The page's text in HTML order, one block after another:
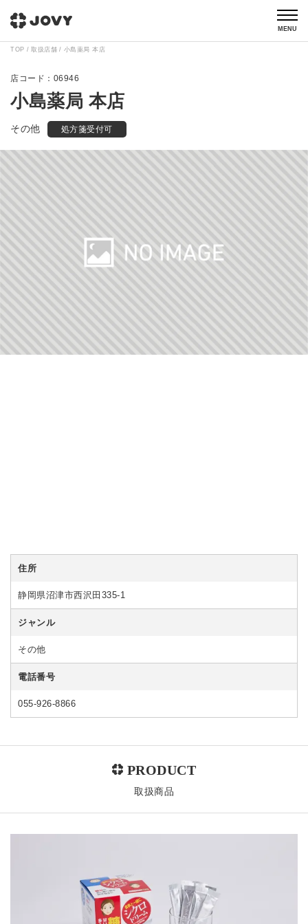
MENU
TOP 取扱店舗 小島薬局 本店
06946
小島薬局 本店
その他 処方箋受付可
住所
静岡県沼津市西沢田335-1
ジャンル
その他
電話番号
055-926-8866
取扱商品